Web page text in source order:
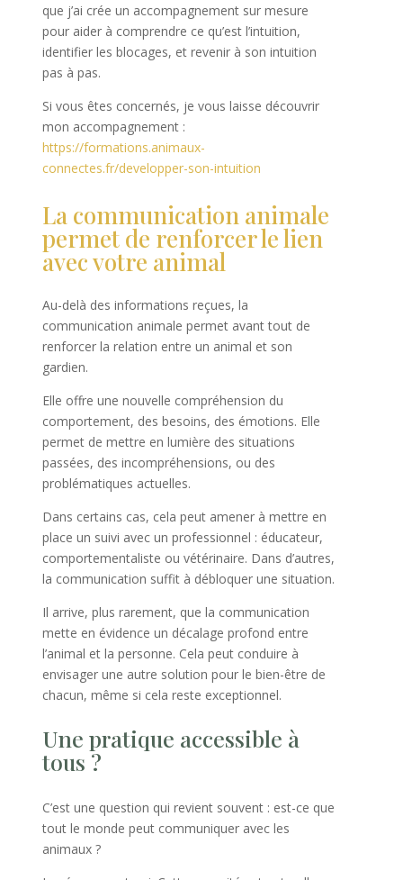
que j’ai crée un accompagnement sur mesure
pour aider à comprendre ce qu’est l’intuition,
identifier les blocages, et revenir à son intuition
pas à pas.
Si vous êtes concernés, je vous laisse découvrir
mon accompagnement :
https://formations.animaux-
connectes.fr/developper-son-intuition
La communication animale
permet de renforcer le lien
avec votre animal
Au-delà des informations reçues, la
communication animale permet avant tout de
renforcer la relation entre un animal et son
gardien.
Elle offre une nouvelle compréhension du
comportement, des besoins, des émotions. Elle
permet de mettre en lumière des situations
passées, des incompréhensions, ou des
problématiques actuelles.
Dans certains cas, cela peut amener à mettre en
place un suivi avec un professionnel : éducateur,
comportementaliste ou vétérinaire. Dans d’autres,
la communication suffit à débloquer une situation.
Il arrive, plus rarement, que la communication
mette en évidence un décalage profond entre
l’animal et la personne. Cela peut conduire à
envisager une autre solution pour le bien-être de
chacun, même si cela reste exceptionnel.
Une pratique accessible à
tous ?
C’est une question qui revient souvent : est-ce que
tout le monde peut communiquer avec les
animaux ?